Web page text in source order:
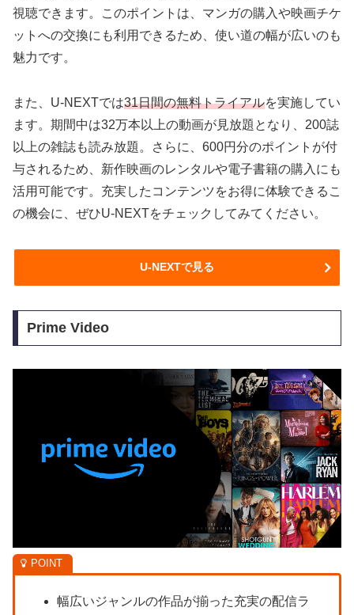
視聴できます。このポイントは、マンガの購入や映画チケ
ットへの交換にも利用できるため、使い道の幅が広いのも
魅力です。
また、U-NEXTでは31日間の無料トライアルを実施してい
ます。期間中は32万本以上の動画が見放題となり、200誌
以上の雑誌も読み放題。さらに、600円分のポイントが付
与されるため、新作映画のレンタルや電子書籍の購入にも
活用可能です。充実したコンテンツをお得に体験できるこ
の機会に、ぜひU-NEXTをチェックしてみてください。
U-NEXTで見る
Prime Video
幅広いジャンルの作品が揃った充実の配信ラ